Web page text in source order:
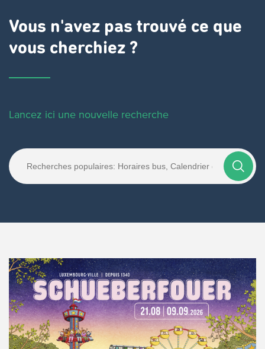
Vous n'avez pas trouvé ce que
vous cherchiez ?
Lancez ici une nouvelle recherche